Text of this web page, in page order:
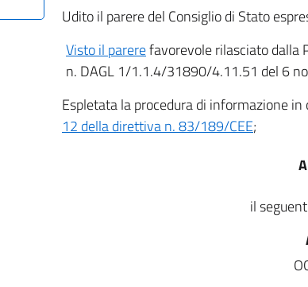
Udito il parere del Consiglio di Stato
Visto il parerefavorevole rilasciato dalla
n. DAGL 1/1.1.4/31890/4.11.51 del 6
Espletata la procedura di informazione
12 della direttiva n. 83/189/CEE;
il